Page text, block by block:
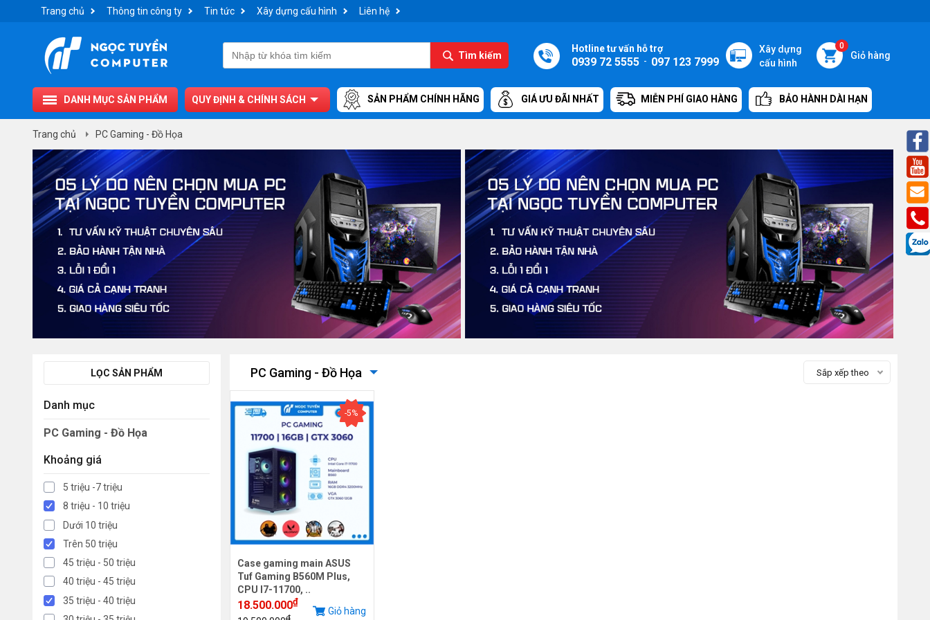
Trang chủ Thông tin công ty Tin tức Xây dựng cấu hình Liên hệ
Tìm kiếm
0
Giỏ hàng
Xây dựng
cấu hình
Hotline tư vấn hỗ trợ
0939 72 5555 - 097 123 7999
DANH MỤC SẢN PHẨM QUY ĐỊNH & CHÍNH SÁCH SẢN PHẨM CHÍNH HÃNG GIÁ ƯU ĐÃI NHẤT MIỄN PHÍ GIAO HÀNG BẢO HÀNH DÀI HẠN
Trang chủ PC Gaming - Đồ Họa
LỌC SẢN PHẨM
Danh mục
PC Gaming - Đồ Họa
Khoảng giá
5 triệu -7 triệu
8 triệu - 10 triệu
Dưới 10 triệu
Trên 50 triệu
45 triệu - 50 triệu
40 triệu - 45 triệu
35 triệu - 40 triệu
PC Gaming - Đồ Họa Sắp xếp theo
-5%
Case gaming main ASUS
Tuf Gaming B560M Plus,
CPU I7-11700, ..
18.500.000₫
₫
Giỏ hàng